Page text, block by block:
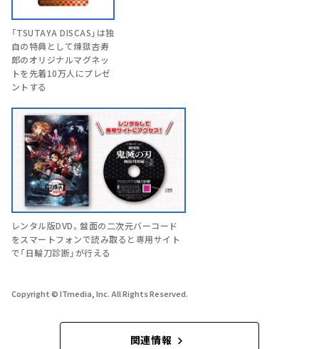
「TSUTAYA DISCAS」は独
自の特典として煉獄杏寿
郎のオリジナルマグネッ
トを先着10万人にプレゼ
ントする
レンタル版DVD。盤面の二次元バーコード
をスマートフォンで読み取ると専用サイト
で「日輪刀診断」が行える
Copyright © ITmedia, Inc. All Rights Reserved.
関連情報